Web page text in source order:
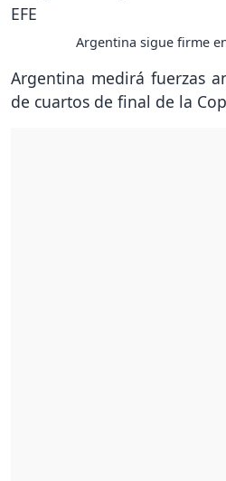
Argentina sigue firme
Argentina medirá fuerzas
de cuartos de final de la